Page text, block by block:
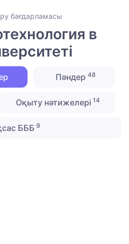
бағдарламасы
в
Пәндер 48
Оқыту нәтижелері 14
БББ 9